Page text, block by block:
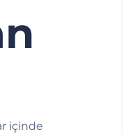
içinde